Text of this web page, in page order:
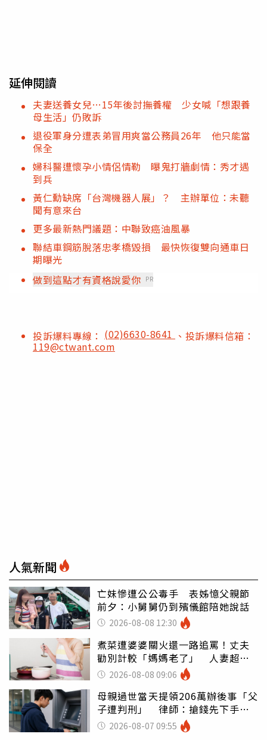
延伸閱讀
夫妻送養女兒…15年後討撫養權 少女喊「想跟養
母生活」仍敗訴
退役軍身分遭表弟冒用爽當公務員26年 他只能當
保全
婦科醫遭懷孕小情侶情勒 曝鬼打牆劇情：秀才遇
到兵
黃仁勳缺席「台灣機器人展」？ 主辦單位：未聽
聞有意來台
更多最新熱門議題：中聯致癌油風暴
聯結車鋼筋脫落忠孝橋毀損 最快恢復雙向通車日
期曝光
做到這點才有資格說愛你 PR
投訴爆料專線： (02)6630-8641 、投訴爆料信箱：
119@ctwant.com
人氣新聞
亡妹慘遭公公毒手 表姊憶父親節
前夕：小舅舅仍到殯儀館陪她說話
2026-08-08 12:30
煮菜遭婆婆關火還一路追罵！丈夫
勸別計較「媽媽老了」 人妻超崩
潰：我像台傭
2026-08-08 09:06
母親過世當天提領206萬辦後事「父
子遭判刑」 律師：搶錢先下手是
罪 2026-08-07 09:55